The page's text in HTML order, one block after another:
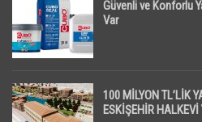
Güvenli ve Konforlu
Var
100 MİLYON TL’LİK
ESKİŞEHİR HALKEVİ